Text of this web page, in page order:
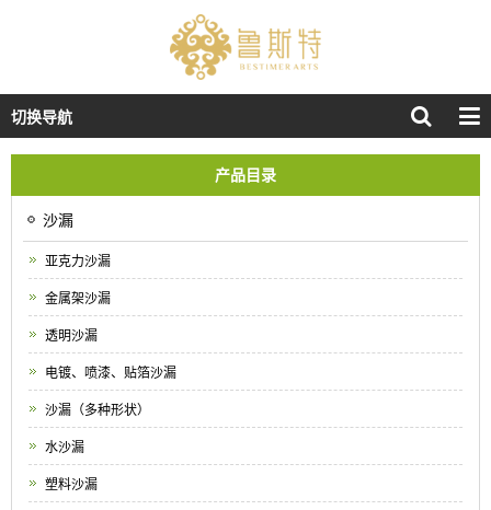
切换导航
产品目录
沙漏
亚克力沙漏
金属架沙漏
透明沙漏
电镀、喷漆、贴箔沙漏
沙漏（多种形状）
水沙漏
塑料沙漏